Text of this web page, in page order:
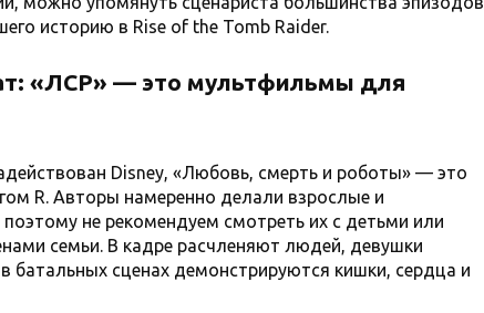
историю в Rise of the Tomb Raider.
«ЛСР» — это мультфильмы для
Disney, «Любовь, смерть и роботы» — это
R. Авторы намеренно делали взрослые и
не рекомендуем смотреть их с детьми или
семьи. В кадре расчленяют людей, девушки
батальных сценах демонстрируются кишки, сердца и